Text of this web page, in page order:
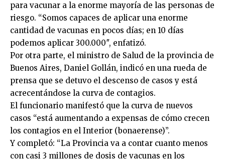
para vacunar a la enorme mayoría de las personas de
riesgo. “Somos capaces de aplicar una enorme
cantidad de vacunas en pocos días; en 10 días
podemos aplicar 300.000″, enfatizó.
Por otra parte, el ministro de Salud de la provincia de
Buenos Aires, Daniel Gollán, indicó en una rueda de
prensa que se detuvo el descenso de casos y está
acrecentándose la curva de contagios.
El funcionario manifestó que la curva de nuevos
casos “está aumentando a expensas de cómo crecen
los contagios en el Interior (bonaerense)”.
Y completó: “La Provincia va a contar cuanto menos
con casi 3 millones de dosis de vacunas en los